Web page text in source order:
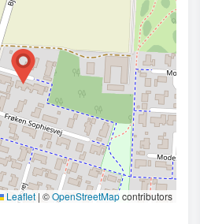
Leaflet | ©OpenStreetMapcontributors